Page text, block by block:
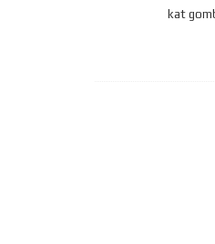
kat